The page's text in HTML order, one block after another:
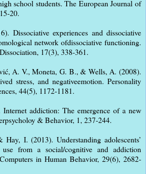
school students. The European Journal of
20.
Dissociative experiences and dissociative
network ofdissociative functioning.
17(3), 338-361.
A. V., Moneta, G. B., & Wells, A. (2008).
stress, and negativeemotion. Personality
44(5), 1172-1181.
addiction: The emergence of a new
& Behavior, 1, 237-244.
I. (2013). Understanding adolescents’
use from a social/cognitive and addiction
in Human Behavior, 29(6), 2682-